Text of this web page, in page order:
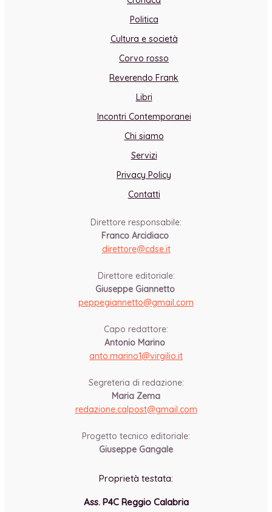
Politica
Cultura e società
Corvo rosso
Reverendo Frank
Libri
Incontri Contemporanei
Chi siamo
Servizi
Privacy Policy
Contatti
Direttore responsabile:
Franco Arcidiaco
direttore@cdse.it
Direttore editoriale:
Giuseppe Giannetto
peppegiannetto@gmail.com
Capo redattore:
Antonio Marino
anto.marino1@virgilio.it
Segreteria di redazione:
Maria Zema
redazione.calpost@gmail.com
Progetto tecnico editoriale:
Giuseppe Gangale
Proprietà testata:
Ass. P4C Reggio Calabria